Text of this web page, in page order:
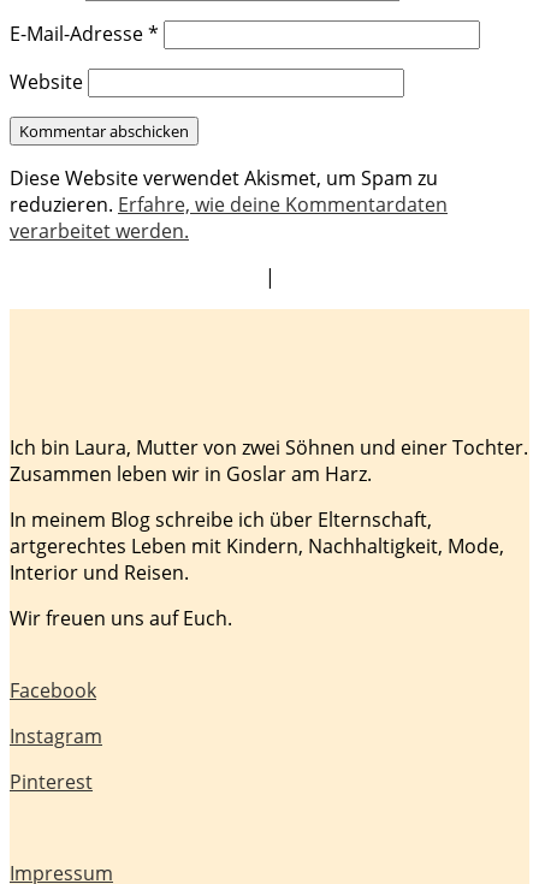
E-Mail-Adresse*
Website
Diese Website verwendet Akismet, um Spam zu
reduzieren. Erfahre, wie deine Kommentardaten
verarbeitet werden.
|
Ich bin Laura, Mutter von zwei Söhnen und einer Tochter.
Zusammen leben wir in Goslar am Harz.
In meinem Blog schreibe ich über Elternschaft,
artgerechtes Leben mit Kindern, Nachhaltigkeit, Mode,
Interior und Reisen.
Wir freuen uns auf Euch.
Facebook
Instagram
Pinterest
Impressum